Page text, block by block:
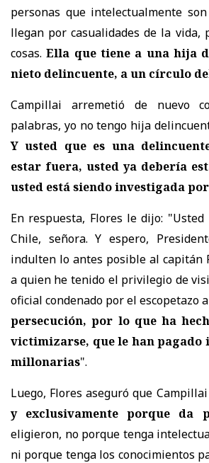
personas que intelectualmente
llegan por casualidades de la vida,
cosas.Ella que tiene a una hija
nieto delincuente, a un círculo
Campillai arremetió de nuevo
palabras, yo no tengo hija
Y usted que es una
estar fuera, usted ya debería
usted está siendo investigada
En respuesta, Flores le dijo:
Chile, señora. Y espero,
indulten lo antes posible al capitán
a quien he tenido el privilegio de
oficial condenado por el escopetazo
persecución, por lo que ha
victimizarse, que le han pagado
millonarias".
Luego, Flores aseguró que
y exclusivamente porque da
eligieron, no porque tenga
ni porque tenga los conocimientos